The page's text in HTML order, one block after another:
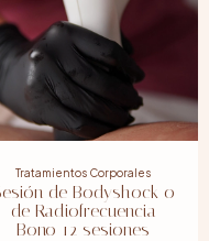
Tratamientos Corporales
de Bodyshock o
de Radiofrecuencia
Bono 12 sesiones